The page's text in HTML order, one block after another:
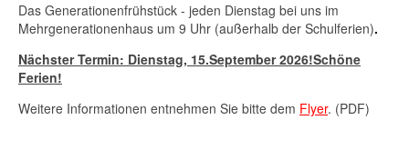
Das Generationenfrühstück - jeden Dienstag bei uns im
Mehrgenerationenhaus um 9 Uhr (außerhalb der Schulferien).
Nächster Termin: Dienstag, 15.September 2026!Schöne
Ferien!
Weitere Informationen entnehmen Sie bitte dem Flyer. (PDF)